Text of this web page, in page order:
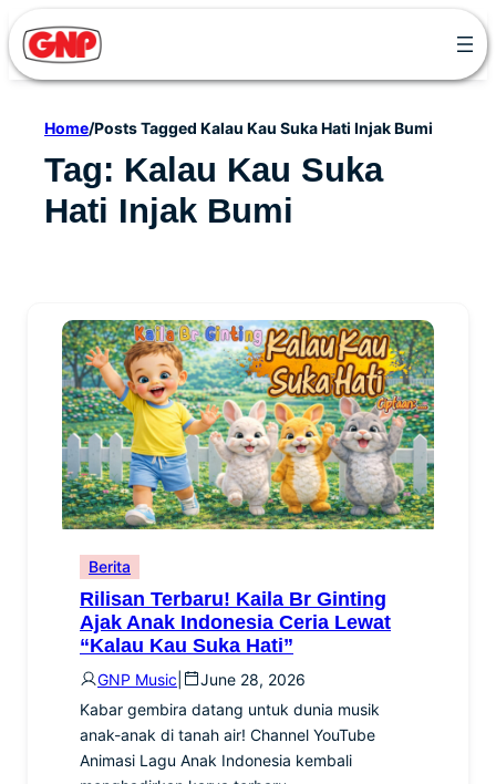
to
content
Home/Posts Tagged Kalau Kau Suka Hati Injak Bumi
Tag: Kalau Kau Suka
Hati Injak Bumi
Berita
Rilisan Terbaru! Kaila Br Ginting
Ajak Anak Indonesia Ceria Lewat
“Kalau Kau Suka Hati”
GNP Music
June 28, 2026
Kabar gembira datang untuk dunia musik
anak-anak di tanah air! Channel YouTube
Animasi Lagu Anak Indonesia kembali